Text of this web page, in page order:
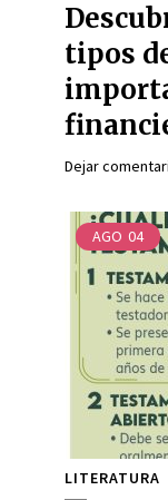
tipos
Dejar
AGO 04
LITERATURA